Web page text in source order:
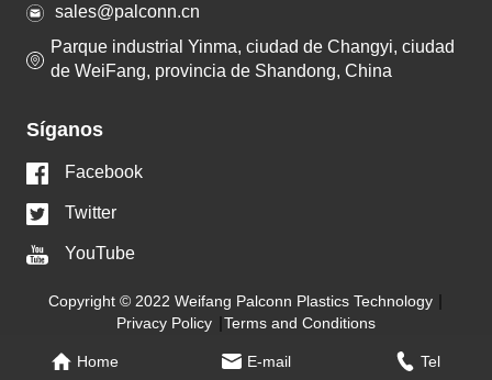
Home E-mail Tel
sales@palconn.cn
Parque industrial Yinma, ciudad de Changyi, ciudad
de WeiFang, provincia de Shandong, China
Síganos
Facebook
Twitter
YouTube
Copyright © 2022 Weifang Palconn Plastics Technology
Privacy Policy
Terms and Conditions